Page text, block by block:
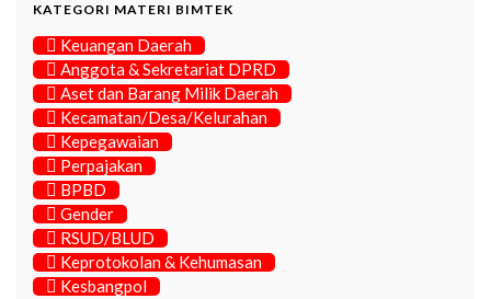
KATEGORI MATERI BIMTEK
Keuangan Daerah
Anggota & Sekretariat DPRD
Aset dan Barang Milik Daerah
Kecamatan/Desa/Kelurahan
Kepegawaian
Perpajakan
BPBD
Gender
RSUD/BLUD
Keprotokolan & Kehumasan
Kesbangpol